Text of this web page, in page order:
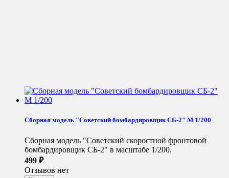
Сборная модель "Советский бомбардировщик СБ-2" М 1/200
Сборная модель "Советский скоростной фронтовой
бомбардировщик СБ-2" в масштабе 1/200.
499 ₽
Отзывов нет